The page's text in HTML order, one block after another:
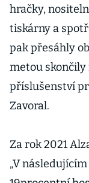
hračky,
tiskárny a
pak přesáhly
metou skončily
příslušenství
Zavoral.
Za rok 2021
„V